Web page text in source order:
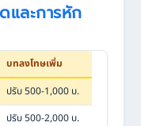
ละการหัก
บทลงโทษเพิ่ม
ปรับ 500-1,000 บ.
ปรับ 500-2,000 บ.